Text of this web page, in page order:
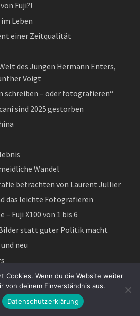
Fuji?!
Leben
einer Zeitqualität
des Jungen Hermann Enters,
Voigt
schreiben – oder fotografieren“
sind 2025 gestorben
Wandel
betrachten von Laurent Jullier
das leichte Fotografieren
– Fuji X100 von 1 bis 6
statt guter Politik macht
neu
ihre Fotos und der Film
Cookies. Wenn du die Website weiter
von deinem Einverständnis aus.
Datenschutzerklärung